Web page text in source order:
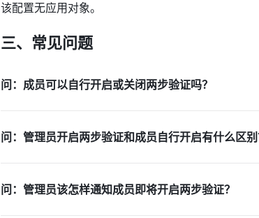
该配置无应用对象。
三、常见问题
问：成员可以自行开启或关闭两步验证吗？
问：管理员开启两步验证和成员自行开启有什么区别
问：管理员该怎样通知成员即将开启两步验证？